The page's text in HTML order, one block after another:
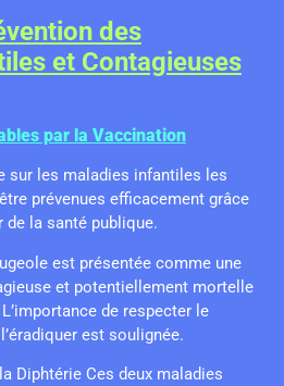
des
et Contagieuses
par la Vaccination
sur les maladies infantiles les
prévenues efficacement grâce
la santé publique.
est présentée comme une
et potentiellement mortelle
de respecter le
est soulignée.
Diphtérie Ces deux maladies